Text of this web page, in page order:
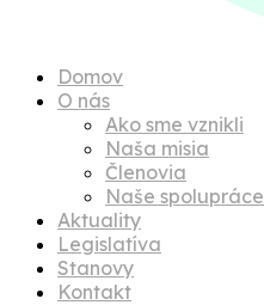
Domov
O nás
Ako sme vznikli
Naša misia
Členovia
Naše spolupráce
Aktuality
Legislatíva
Stanovy
Kontakt